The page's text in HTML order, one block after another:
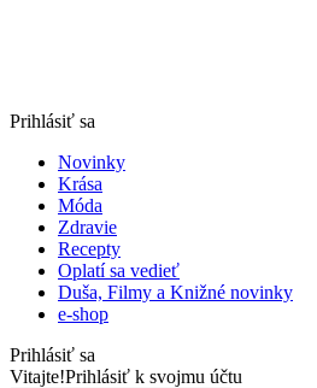
Prihlásiť sa
Novinky
Krása
Móda
Zdravie
Recepty
Oplatí sa vedieť
Duša, Filmy a Knižné novinky
e-shop
Prihlásiť sa
Vitajte!Prihlásiť k svojmu účtu